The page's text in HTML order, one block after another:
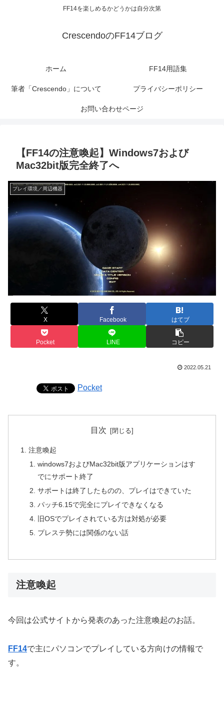
FF14を楽しめるかどうかは自分次第
CrescendoのFF14ブログ
ホーム FF14用語集
筆者「Crescendo」について プライバシーポリシー
お問い合わせページ
【FF14の注意喚起】Windows7および
Mac32bit版完全終了へ
プレイ環境／周辺機器
X Facebook はてブ
Pocket LINE コピー
2022.05.21
Pocket
目次
注意喚起
windows7およびMac32bit版アプリケーションはす
でにサポート終了
サポートは終了したものの、プレイはできていた
パッチ6.15で完全にプレイできなくなる
旧OSでプレイされている方は対処が必要
プレステ勢には関係のない話
注意喚起
今回は公式サイトから発表のあった注意喚起のお話。
FF14で主にパソコンでプレイしている方向けの情報で
す。